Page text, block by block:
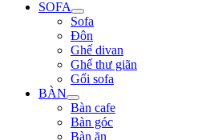
SOFA
Sofa
Đôn
Ghế divan
Ghế thư giãn
Gối sofa
BÀN
Bàn cafe
Bàn góc
Bàn ăn